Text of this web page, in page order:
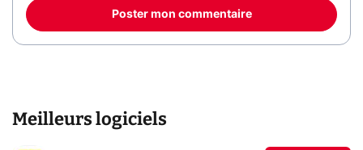
Poster mon commentaire
Meilleurs logiciels